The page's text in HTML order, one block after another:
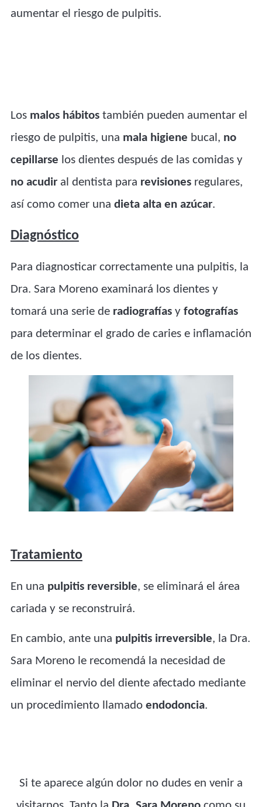
aumentar el riesgo de pulpitis.
Los malos hábitostambién pueden aumentar el
riesgo de pulpitis, una mala higiene bucal, no
cepillarse los dientes después de las comidas y
no acudiral dentista para revisionesregulares,
así como comer una dieta alta en azúcar.
Diagnóstico
Para diagnosticar correctamente una pulpitis, la
Dra. Sara Moreno examinará los dientes y
tomará una serie de radiografíasy fotografías
para determinar el grado de caries e inflamación
de los dientes.
Tratamiento
En una pulpitis reversible, se eliminará el área
cariada y se reconstruirá.
En cambio, ante una pulpitis irreversible, la Dra.
Sara Moreno le recomendá la necesidad de
eliminar el nervio del diente afectado mediante
un procedimiento llamado endodoncia.
Si te aparece algún dolor no dudes en venir a